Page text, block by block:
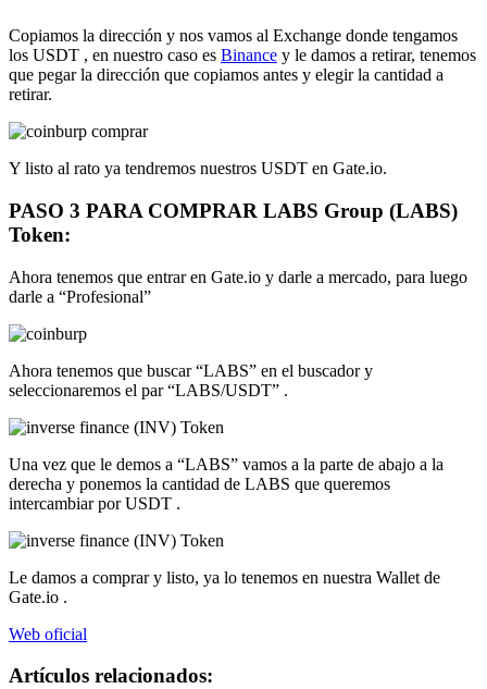
Copiamos la dirección y nos vamos al Exchange donde tengamos
los USDT , en nuestro caso es Binance y le damos a retirar, tenemos
que pegar la dirección que copiamos antes y elegir la cantidad a
retirar.
Y listo al rato ya tendremos nuestros USDT en Gate.io.
PASO 3 PARA COMPRAR LABS Group (LABS)
Token:
Ahora tenemos que entrar en Gate.io y darle a mercado, para luego
darle a “Profesional”
Ahora tenemos que buscar “LABS” en el buscador y
seleccionaremos el par “LABS/USDT” .
Una vez que le demos a “LABS” vamos a la parte de abajo a la
derecha y ponemos la cantidad de LABS que queremos
intercambiar por USDT .
Le damos a comprar y listo, ya lo tenemos en nuestra Wallet de
Gate.io .
Web oficial
Artículos relacionados: